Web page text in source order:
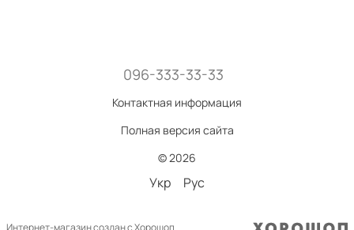
096-333-33-33
Контактная информация
Полная версия сайта
© 2026
Укр Рус